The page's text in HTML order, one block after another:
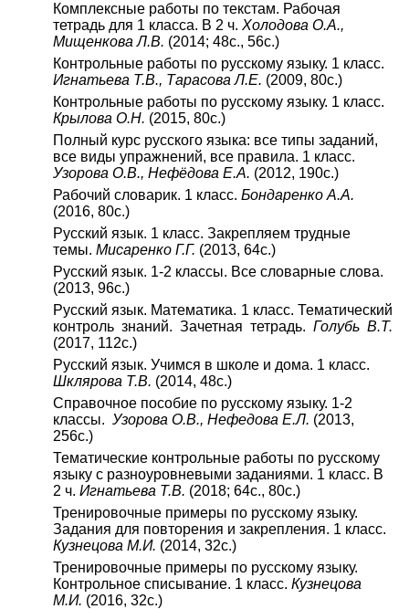
Комплексные работы по текстам. Рабочая
тетрадь для 1 класса. В 2 ч. Холодова О.А.,
Мищенкова Л.В. (2014; 48с., 56с.)
Контрольные работы по русскому языку. 1 класс.
Игнатьева Т.В., Тарасова Л.Е. (2009, 80с.)
Контрольные работы по русскому языку. 1 класс.
Крылова О.Н. (2015, 80с.)
Полный курс русского языка: все типы заданий,
все виды упражнений, все правила. 1 класс.
Узорова О.В., Нефёдова Е.А. (2012, 190с.)
Рабочий словарик. 1 класс. Бондаренко А.А.
(2016, 80с.)
Русский язык. 1 класс. Закрепляем трудные
темы. Мисаренко Г.Г. (2013, 64с.)
Русский язык. 1-2 классы. Все словарные слова.
(2013, 96с.)
Русский язык. Математика. 1 класс. Тематический
контроль знаний. Зачетная тетрадь. Голубь В.Т.
(2017, 112с.)
Русский язык. Учимся в школе и дома. 1 класс.
Шклярова Т.В. (2014, 48с.)
Справочное пособие по русскому языку. 1-2
классы. Узорова О.В., Нефедова Е.Л. (2013,
256с.)
Тематические контрольные работы по русскому
языку с разноуровневыми заданиями. 1 класс. В
2 ч. Игнатьева Т.В. (2018; 64с., 80с.)
Тренировочные примеры по русскому языку.
Задания для повторения и закрепления. 1 класс.
Кузнецова М.И. (2014, 32с.)
Тренировочные примеры по русскому языку.
Контрольное списывание. 1 класс. Кузнецова
М.И. (2016, 32с.)